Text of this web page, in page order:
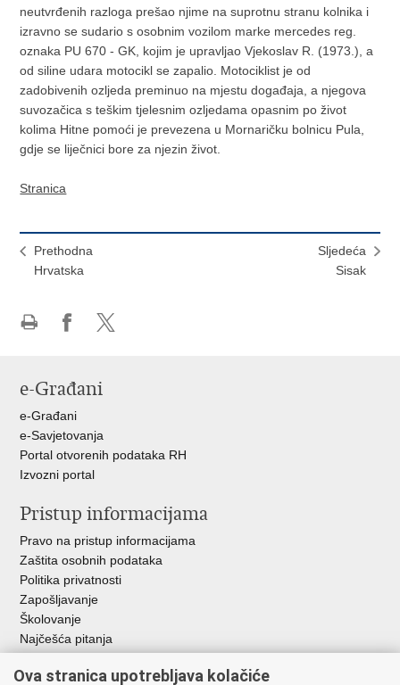
neutvrđenih razloga prešao njime na suprotnu stranu kolnika i
izravno se sudario s osobnim vozilom marke mercedes reg.
oznaka PU 670 - GK, kojim je upravljao Vjekoslav R. (1973.), a
od siline udara motocikl se zapalio. Motociklist je od
zadobivenih ozljeda preminuo na mjestu događaja, a njegova
suvozačica s teškim tjelesnim ozljedama opasnim po život
kolima Hitne pomoći je prevezena u Mornaričku bolnicu Pula,
gdje se liječnici bore za njezin život.
Stranica
Prethodna
Hrvatska
Sljedeća
Sisak
Facebooku
X-
e-Građani
e-Građani
e-Savjetovanja
Portal otvorenih podataka RH
Izvozni portal
Pristup informacijama
Pravo na pristup informacijama
Zaštita osobnih podataka
Politika privatnosti
Zapošljavanje
Školovanje
Najčešća pitanja
Važne poveznice
Ova stranica upotrebljava kolačiće